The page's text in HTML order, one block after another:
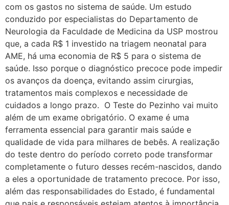
com os gastos no sistema de saúde. Um estudo
conduzido por especialistas do Departamento de
Neurologia da Faculdade de Medicina da USP mostrou
que, a cada R$ 1 investido na triagem neonatal para
AME, há uma economia de R$ 5 para o sistema de
saúde. Isso porque o diagnóstico precoce pode impedir
os avanços da doença, evitando assim cirurgias,
tratamentos mais complexos e necessidade de
cuidados a longo prazo. O Teste do Pezinho vai muito
além de um exame obrigatório. O exame é uma
ferramenta essencial para garantir mais saúde e
qualidade de vida para milhares de bebês. A realização
do teste dentro do período correto pode transformar
completamente o futuro desses recém-nascidos, dando
a eles a oportunidade de tratamento precoce. Por isso,
além das responsabilidades do Estado, é fundamental